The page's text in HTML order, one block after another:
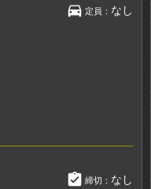
directions_car 定員： なし
assignment_turned_in 締切： なし